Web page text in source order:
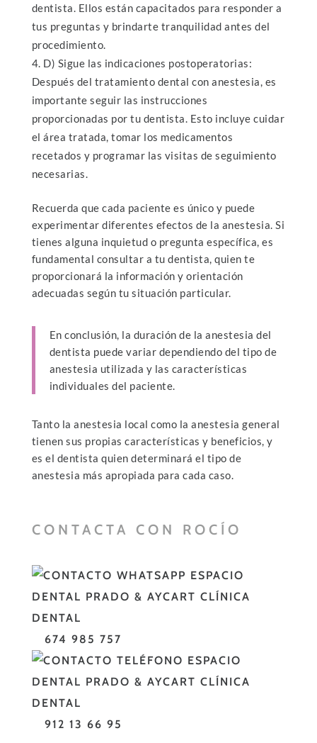
dentista. Ellos están capacitados para responder a
tus preguntas y brindarte tranquilidad antes del
procedimiento.
D) Sigue las indicaciones postoperatorias:
Después del tratamiento dental con anestesia, es
importante seguir las instrucciones
proporcionadas por tu dentista. Esto incluye cuidar
el área tratada, tomar los medicamentos
recetados y programar las visitas de seguimiento
necesarias.
Recuerda que cada paciente es único y puede
experimentar diferentes efectos de la anestesia. Si
tienes alguna inquietud o pregunta específica, es
fundamental consultar a tu dentista, quien te
proporcionará la información y orientación
adecuadas según tu situación particular.
En conclusión, la duración de la anestesia del
dentista puede variar dependiendo del tipo de
anestesia utilizada y las características
individuales del paciente.
Tanto la anestesia local como la anestesia general
tienen sus propias características y beneficios, y
es el dentista quien determinará el tipo de
anestesia más apropiada para cada caso.
CONTACTA CON ROCÍO
674 985 757
912 13 66 95